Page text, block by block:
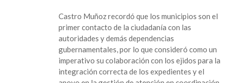
Castro Muñoz recordó que los municipios son el
primer contacto de la ciudadanía con las
autoridades y demás dependencias
gubernamentales, por lo que consideró como un
imperativo su colaboración con los ejidos para la
integración correcta de los expedientes y el